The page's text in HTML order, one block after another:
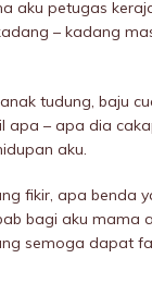
aku petugas
– kadang
tudung, baju
apa – apa dia
aku.
fikir, apa benda
bagi aku mama
semoga dapat